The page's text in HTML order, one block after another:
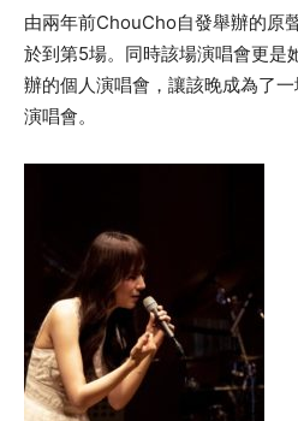
由兩年前ChouCho自發舉辦的原
於到第5場。同時該場演唱會更是
辦的個人演唱會，讓該晚成為了
演唱會。